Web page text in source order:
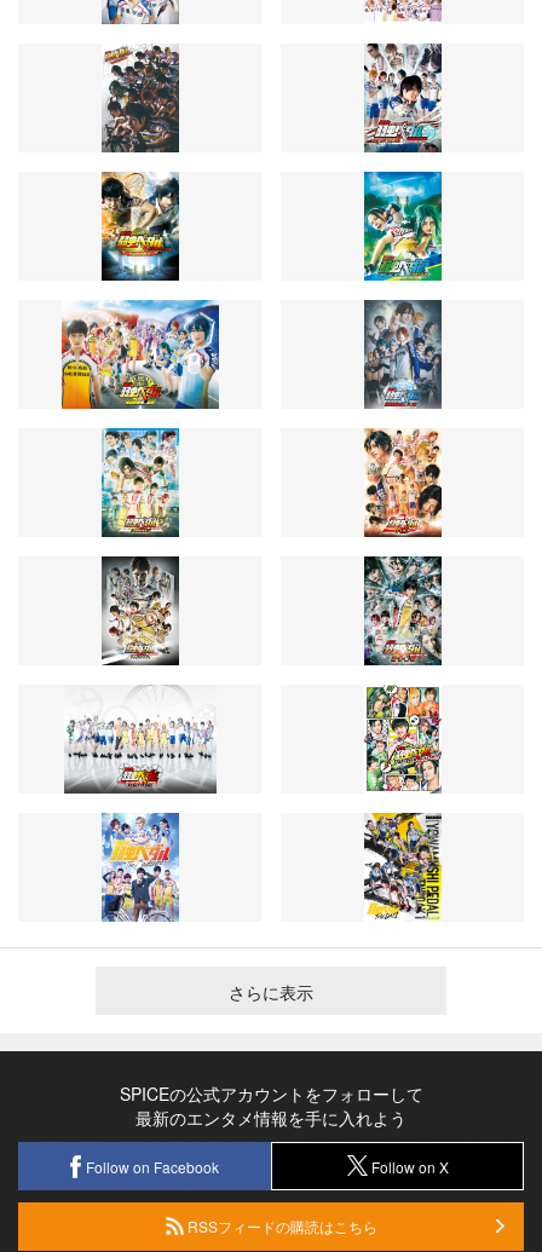
さらに表示
SPICEの公式アカウントをフォローして
最新のエンタメ情報を手に入れよう
Follow on Facebook Follow on X
RSSフィードの購読はこちら